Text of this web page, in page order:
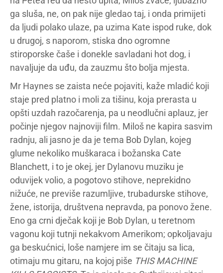
ga sluša, ne, on pak nije gledao taj, i onda primijeti
da ljudi polako ulaze, pa uzima Kate ispod ruke, dok
u drugoj, s naporom, stiska dno ogromne
stiroporske čaše i donekle savladani hot dog, i
navaljuje da uđu, da zauzmu što bolja mjesta.
Mr Haynes se zaista neće pojaviti, kaže mladić koji
staje pred platno i moli za tišinu, koja prerasta u
opšti uzdah razočarenja, pa u neodlučni aplauz, jer
počinje njegov najnoviji film. Miloš ne kapira sasvim
radnju, ali jasno je da je tema Bob Dylan, kojeg
glume nekoliko muškaraca i božanska Cate
Blanchett, i to je okej, jer Dylanovu muziku je
oduvijek volio, a pogotovo stihove, neprekidno
nižuće, ne previše razumljive, trubadurske stihove,
žene, istorija, društvena nepravda, pa ponovo žene.
Eno ga crni dječak koji je Bob Dylan, u teretnom
vagonu koji tutnji nekakvom Amerikom; opkoljavaju
ga beskućnici, loše namjere im se čitaju sa lica,
otimaju mu gitaru, na kojoj piše THIS MACHINE